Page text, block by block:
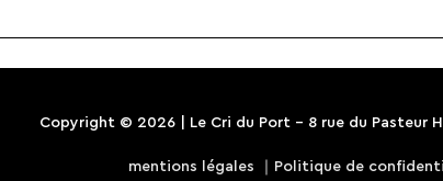
Copyright © 2026 | Le Cri du Port - 8 rue du Pasteur
mentions légales Politique de